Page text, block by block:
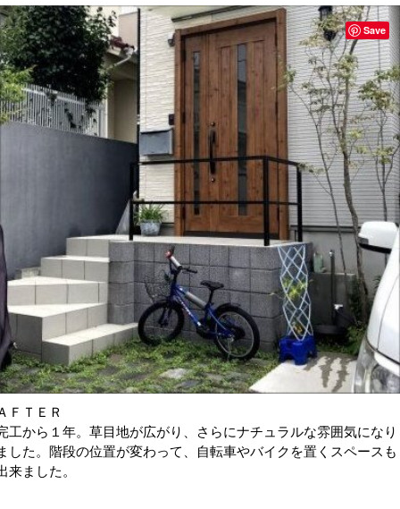
ＦＴＥＲ
工から１年。草目地が広がり、さらにナチュラルな雰囲気になり
した。階段の位置が変わって、自転車やバイクを置くスペースも
来ました。
Save